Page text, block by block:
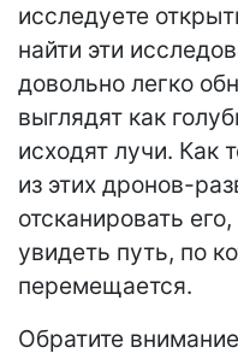
исследуете
найти эти
довольно легко
выглядят как
исходят лучи. Как
из этих дронов-
отсканировать
увидеть путь, по
перемещается.
Обратите